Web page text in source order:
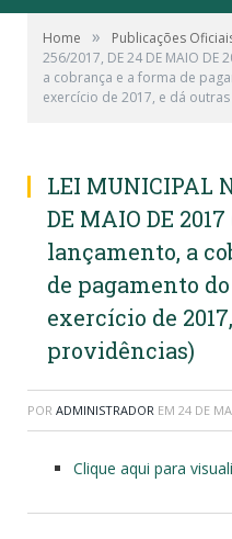
Home » Publicações
256/2017, DE 24 DE MAIO
a cobrança e a forma de
exercício de 2017, e dá
LEI MUNICIPAL
DE MAIO DE
lançamento, a
de pagamento
exercício de
providências)
POR ADMINISTRADOR EM 24 DE
Clique aqui para